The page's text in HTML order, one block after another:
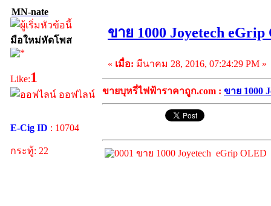
MN-nate
มือใหม่หัดโพส
Like:1
ออฟไลน์
E-Cig ID : 10704
กระทู้: 22
ขาย 1000 Joyetech eGrip
« เมื่อ: มีนาคม 28, 2016, 07:24:29 PM »
ขายบุหรี่ไฟฟ้าราคาถูก.com : ขาย 1000
ขาย 1000 Joyetech eGrip OLED